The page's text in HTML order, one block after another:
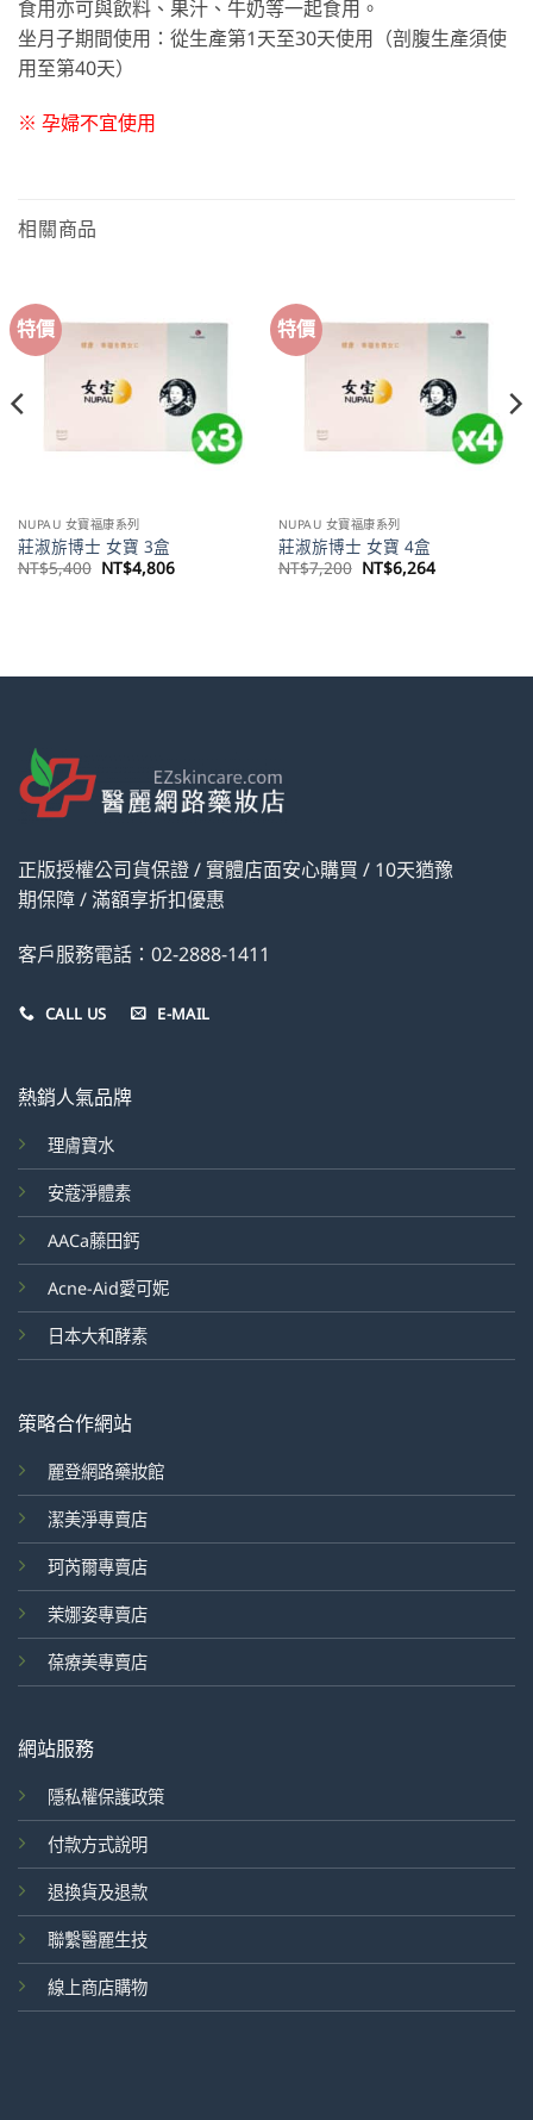
食用亦可與飲料、果汁、牛奶等一起食用。
坐月子期間使用：從生產第1天至30天使用（剖腹生產須使
用至第40天）
※ 孕婦不宜使用
相關商品
特價
NUPAU 女寶福康系列
莊淑旂博士 女寶 3盒
NT$5,400 原
NT$4,806目
特價
NUPAU 女寶福康系列
莊淑旂博士 女寶 4盒
NT$7,200 原
NT$6,264目
正版授權公司貨保證 / 實體店面安心購買 / 10天猶豫
期保障 / 滿額享折扣優惠
客戶服務電話：02-2888-1411
CALL US E-MAIL
熱銷人氣品牌
理膚寶水
安蔻淨體素
AACa藤田鈣
Acne-Aid愛可妮
日本大和酵素
策略合作網站
麗登網路藥妝館
潔美淨專賣店
珂芮爾專賣店
茉娜姿專賣店
葆療美專賣店
網站服務
隱私權保護政策
付款方式說明
退換貨及退款
聯繫醫麗生技
線上商店購物